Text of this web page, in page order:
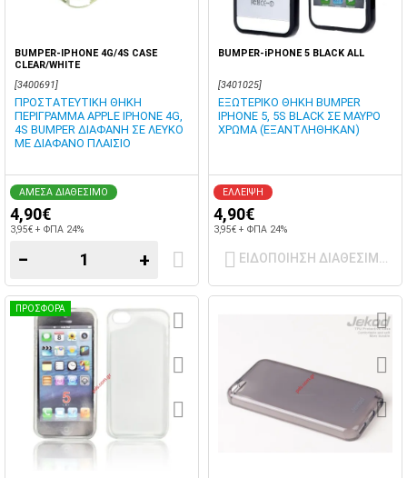
BUMPER-IPHONE 4G/4S CASE
CLEAR/WHITE
[3400691]
ΠΡΟΣΤΑΤΕΥΤΙΚΗ ΘΗΚΗ
ΠΕΡΙΓΡΑΜΜΑ APPLE IPHONE 4G,
4S BUMPER ΔΙΑΦΑΝΗ ΣΕ ΛΕΥΚΟ
ΜΕ ΔΙΑΦΑΝΟ ΠΛΑΙΣΙΟ
ΑΜΕΣΑ ΔΙΑΘΕΣΙΜΟ
4,90€
3,95€ + ΦΠΑ 24%
− +
BUMPER-iPHONE 5 BLACK ALL
[3401025]
ΕΞΩΤΕΡΙΚΟ ΘΗΚΗ BUMPER
IPHONE 5, 5S BLACK ΣΕ ΜΑΥΡΟ
ΧΡΩΜΑ (ΕΞΑΝΤΛΗΘΗΚΑΝ)
ΕΛΛΕΙΨΗ
4,90€
3,95€ + ΦΠΑ 24%
ΕΙΔΟΠΟΙΗΣΗ
ΠΡΟΣΦΟΡΑ